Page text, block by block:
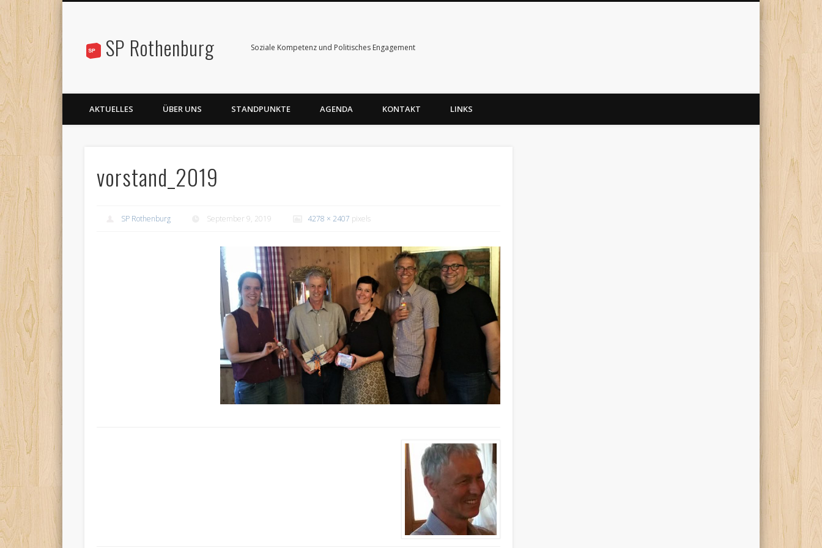
SP Rothenburg Soziale Kompetenz und Politisches Engagement
AKTUELLES ÜBER UNS STANDPUNKTE AGENDA KONTAKT LINKS
vorstand_2019
SP Rothenburg September 9, 2019 4278 × 2407 pixels